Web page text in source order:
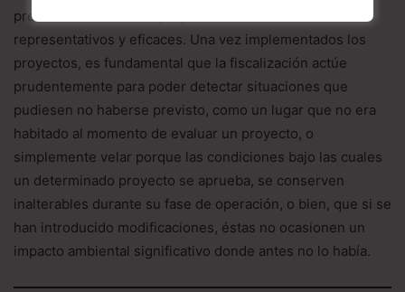
predictivos de nuevos proyectos sean realmente
representativos y eficaces. Una vez implementados los
proyectos, es fundamental que la fiscalización actúe
prudentemente para poder detectar situaciones que
pudiesen no haberse previsto, como un lugar que no era
habitado al momento de evaluar un proyecto, o
simplemente velar porque las condiciones bajo las cuales
un determinado proyecto se aprueba, se conserven
inalterables durante su fase de operación, o bien, que si se
han introducido modificaciones, éstas no ocasionen un
impacto ambiental significativo donde antes no lo había.